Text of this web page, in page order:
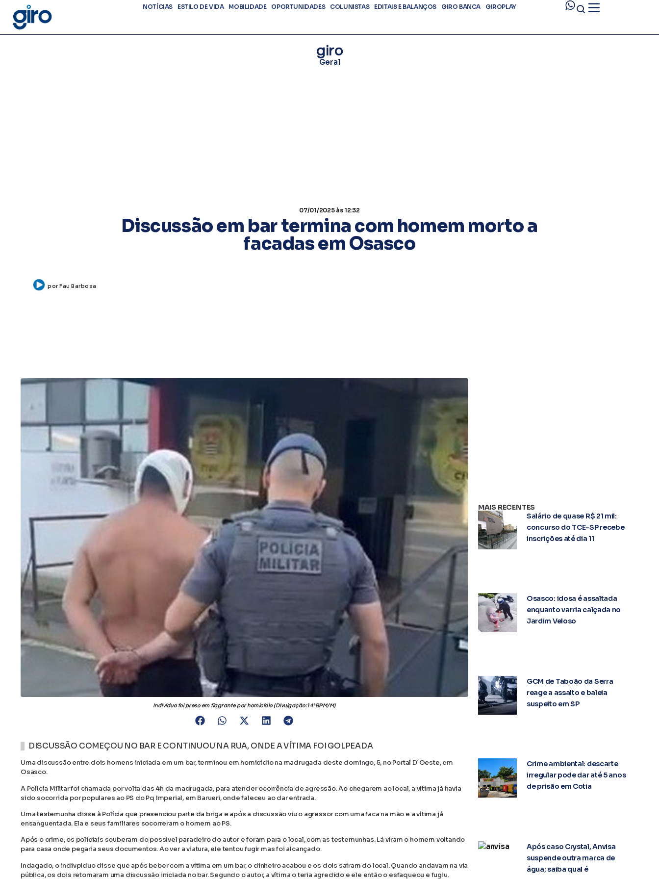
NOTÍCIAS ESTILO DE VIDA MOBILIDADE OPORTUNIDADES COLUNISTAS EDITAIS E BALANÇOS GIRO BANCA GIROPLAY
giro
Geral
07/01/2025às 12:32
Discussão em bar termina com homem morto a
facadas em Osasco
porFau Barbosa
Indivíduo foi preso em flagrante por homicídio (Divulgação:14ºBPM/M)
DISCUSSÃO COMEÇOU NO BAR E CONTINUOU NA RUA, ONDE A VÍTIMA FOI GOLPEADA
Uma discussão entre dois homens iniciada em um bar, terminou em homicídio na madrugada deste domingo, 5, no Portal D´Oeste, em
Osasco.
A Polícia Militar foi chamada por volta das 4h da madrugada, para atender ocorrência de agressão. Ao chegarem ao local, a vítima já havia
sido socorrida por populares ao PS do Pq Imperial, em Barueri, onde faleceu ao dar entrada.
Uma testemunha disse à Polícia que presenciou parte da briga e após a discussão viu o agressor com uma faca na mão e a vítima já
ensanguentada. Ela e seus familiares socorreram o homem ao PS.
Após o crime, os policiais souberam do possível paradeiro do autor e foram para o local, com as testemunhas. Lá viram o homem voltando
para casa onde pegaria seus documentos. Ao ver a viatura, ele tentou fugir mas foi alcançado.
Indagado, o indivpiduo disse que após beber com a vítima em um bar, o dinheiro acabou e os dois saíram do local. Quando andavam na via
pública, os dois retomaram uma discussão iniciada no bar. Segundo o autor, a vítima o teria agredido e ele então o esfaqueou e fugiu.
MAIS RECENTES
Salário de quase R$ 21 mil:
concurso do TCE-SP recebe
inscrições até dia 11
Osasco: idosa é assaltada
enquanto varria calçada no
Jardim Veloso
GCM de Taboão da Serra
reage a assalto e baleia
suspeito em SP
Crime ambiental: descarte
irregular pode dar até 5 anos
de prisão em Cotia
Após caso Crystal, Anvisa
suspende outra marca de
água; saiba qual é